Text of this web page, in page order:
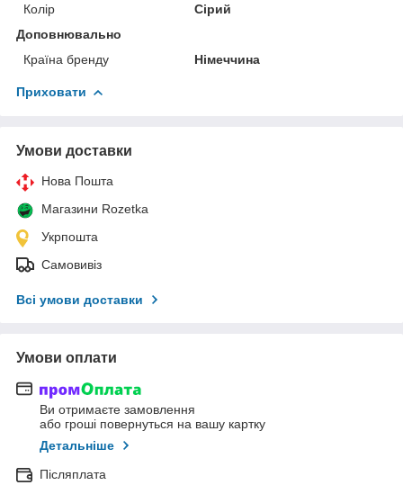
Колір
Сірий
Доповнювально
Країна бренду
Німеччина
Приховати
Умови доставки
Нова Пошта
Магазини Rozetka
Укрпошта
Самовивіз
Всі умови доставки
Умови оплати
Ви отримаєте замовлення
або гроші повернуться на вашу картку
Детальніше
Післяплата